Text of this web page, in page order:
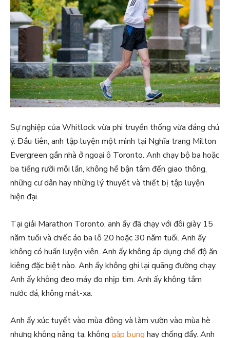
Sự nghiệp của Whitlock vừa phi truyền thống vừa đáng chú
ý. Đầu tiên, anh tập luyện một mình tại Nghĩa trang Milton
Evergreen gần nhà ở ngoại ô Toronto. Anh chạy bộ ba hoặc
ba tiếng rưỡi mỗi lần, không hề bận tâm đến giao thông,
những cư dân hay những lý thuyết và thiết bị tập luyện
hiện đại.
Tại giải Marathon Toronto, anh ấy đã chạy với đôi giày 15
năm tuổi và chiếc áo ba lỗ 20 hoặc 30 năm tuổi. Anh ấy
không có huấn luyện viên. Anh ấy không áp dụng chế độ ăn
kiêng đặc biệt nào. Anh ấy không ghi lại quãng đường chạy.
Anh ấy không đeo máy đo nhịp tim. Anh ấy không tắm
nước đá, không mát-xa.
Anh ấy xúc tuyết vào mùa đông và làm vườn vào mùa hè
nhưng không nâng tạ, không gập bụng hay chống đẩy. Anh